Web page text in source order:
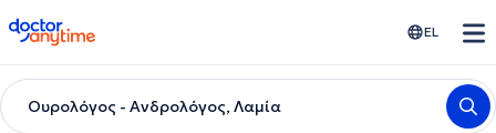
doctoranytime EL
Ουρολόγος - Ανδρολόγος, Λαμία